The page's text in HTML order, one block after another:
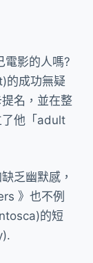
電影的人嗎?
的成功無疑
名，並在整
了他「adult
乏幽默感，
》也不例
的短